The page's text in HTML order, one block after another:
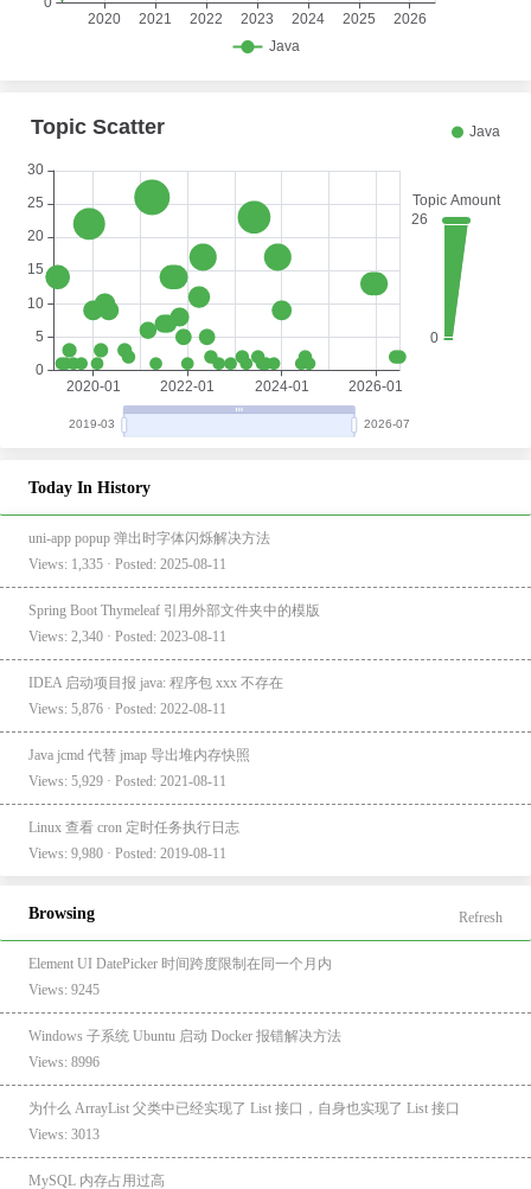
Today In History
uni-app popup 弹出时字体闪烁解决方法
Views: 1,335 · Posted: 2025-08-11
Spring Boot Thymeleaf 引用外部文件夹中的模版
Views: 2,340 · Posted: 2023-08-11
IDEA 启动项目报 java: 程序包 xxx 不存在
Views: 5,876 · Posted: 2022-08-11
Java jcmd 代替 jmap 导出堆内存快照
Views: 5,929 · Posted: 2021-08-11
Linux 查看 cron 定时任务执行日志
Views: 9,980 · Posted: 2019-08-11
Browsing Refresh
Element UI DatePicker 时间跨度限制在同一个月内
Views: 9245
Windows 子系统 Ubuntu 启动 Docker 报错解决方法
Views: 8996
为什么 ArrayList 父类中已经实现了 List 接口，自身也实现了 List 接口
Views: 3013
MySQL 内存占用过高